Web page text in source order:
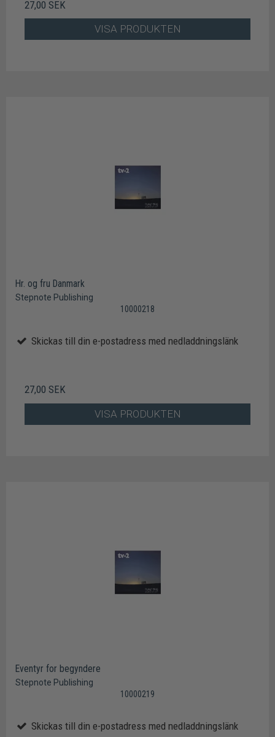
27,00 SEK
VISA PRODUKTEN
Hr. og fru Danmark
Stepnote Publishing
10000218
Skickas till din e-postadress med nedladdningslänk
27,00 SEK
VISA PRODUKTEN
Eventyr for begyndere
Stepnote Publishing
10000219
Skickas till din e-postadress med nedladdningslänk